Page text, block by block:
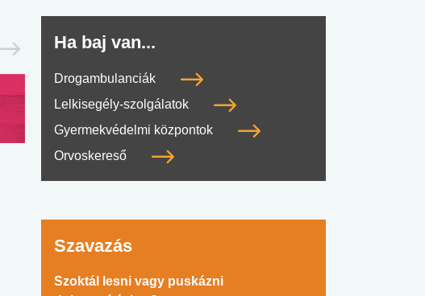
#SULI, MUNKA #DROG, CIGI, ALKOHOL
Ha baj van...
Drogambulanciák
Lelkisegély-szolgálatok
Gyermekvédelmi központok
Orvoskereső
Szavazás
Szoktál lesni vagy puskázni